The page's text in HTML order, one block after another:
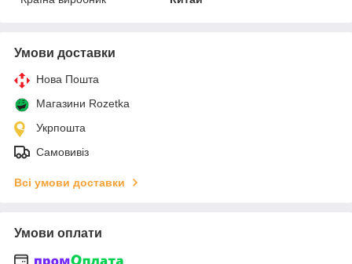
Умови доставки
Нова Пошта
Магазини Rozetka
Укрпошта
Самовивіз
Всі умови доставки
Умови оплати